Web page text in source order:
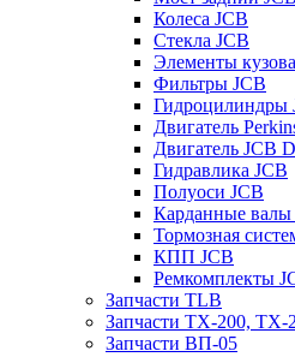
Колеса JCB
Стекла JCB
Элементы
Фильтры JCB
Гидроцилиндры
Двигатель
Двигатель JCB
Гидравлика JCB
Полуоси JCB
Карданные валы
Тормозная
КПП JCB
Ремкомплекты
Запчасти TLB
Запчасти TX-200,
Запчасти ВП-05